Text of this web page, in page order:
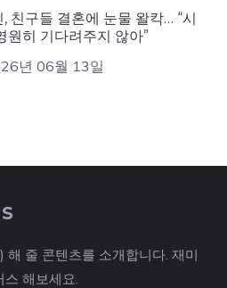
, 친구들 결혼에 눈물 왈칵… “시
원히 기다려주지 않아”
년 06월 13일
해 줄 콘텐츠를 소개합니다. 재미
해보세요.